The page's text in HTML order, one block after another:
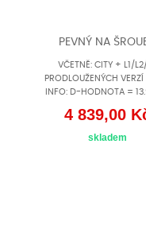
PEVNÝ NA
VČETNĚ: CITY + L1/
PRODLOUŽENÝCH
INFO: D-HODNOTA =
4 839,00
skladem